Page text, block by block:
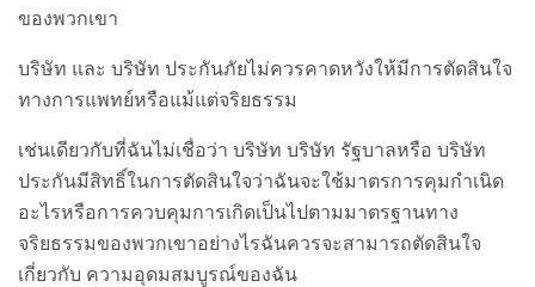
ของพวกเขา
บริษัท และ บริษัท ประกันภัยไม่ควรคาดหวังให้มีการตัดสินใจ
ทางการแพทย์หรือแม้แต่จริยธรรม
เช่นเดียวกับที่ฉันไม่เชื่อว่า บริษัท บริษัท รัฐบาลหรือ บริษัท
ประกันมีสิทธิ์ในการตัดสินใจว่าฉันจะใช้มาตรการคุมกำเนิด
อะไรหรือการควบคุมการเกิดเป็นไปตามมาตรฐานทาง
จริยธรรมของพวกเขาอย่างไรฉันควรจะสามารถตัดสินใจ
เกี่ยวกับ ความอุดมสมบูรณ์ของฉัน